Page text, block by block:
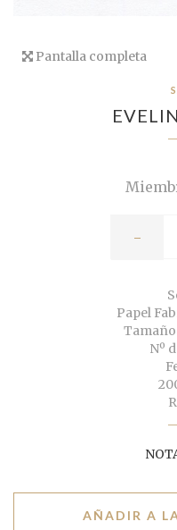
Pantalla completa
-
Papel
Tamaño
Nº
AÑADIR A